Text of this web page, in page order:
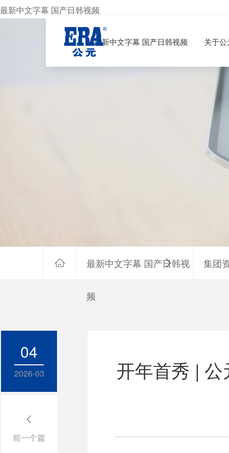
最新中文字幕 国产日韩视频
最新中文字幕 国产日韩视频 关于公
 最新中文字幕 国产日韩视
频
 集团
04
2026-03

前一个篇
开年首秀 |